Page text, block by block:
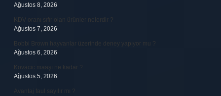
Ağustos 8, 2026
KDV oranı sıfır olan ürünler nelerdir ?
Ağustos 7, 2026
Bobbi Brown hayvanlar üzerinde deney yapıyor mu ?
Ağustos 6, 2026
Kovacic maaşı ne kadar ?
Ağustos 5, 2026
Avantaj faul sayılır mı ?